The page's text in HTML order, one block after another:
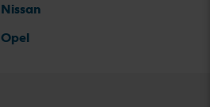
Nissan
Opel